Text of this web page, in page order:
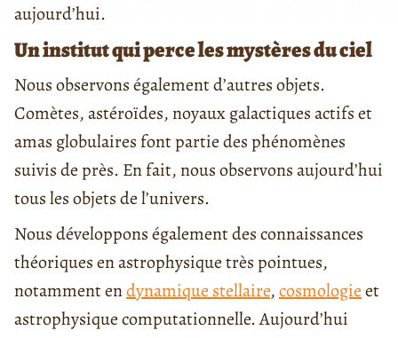
aujourd’hui.
Un institut qui perce les mystères du ciel
Nous observons également d’autres objets.
Comètes, astéroïdes, noyaux galactiques actifs et
amas globulaires font partie des phénomènes
suivis de près. En fait, nous observons aujourd’hui
tous les objets de l’univers.
Nous développons également des connaissances
théoriques en astrophysique très pointues,
notamment endynamique stellaire,cosmologieet
astrophysique computationnelle. Aujourd’hui